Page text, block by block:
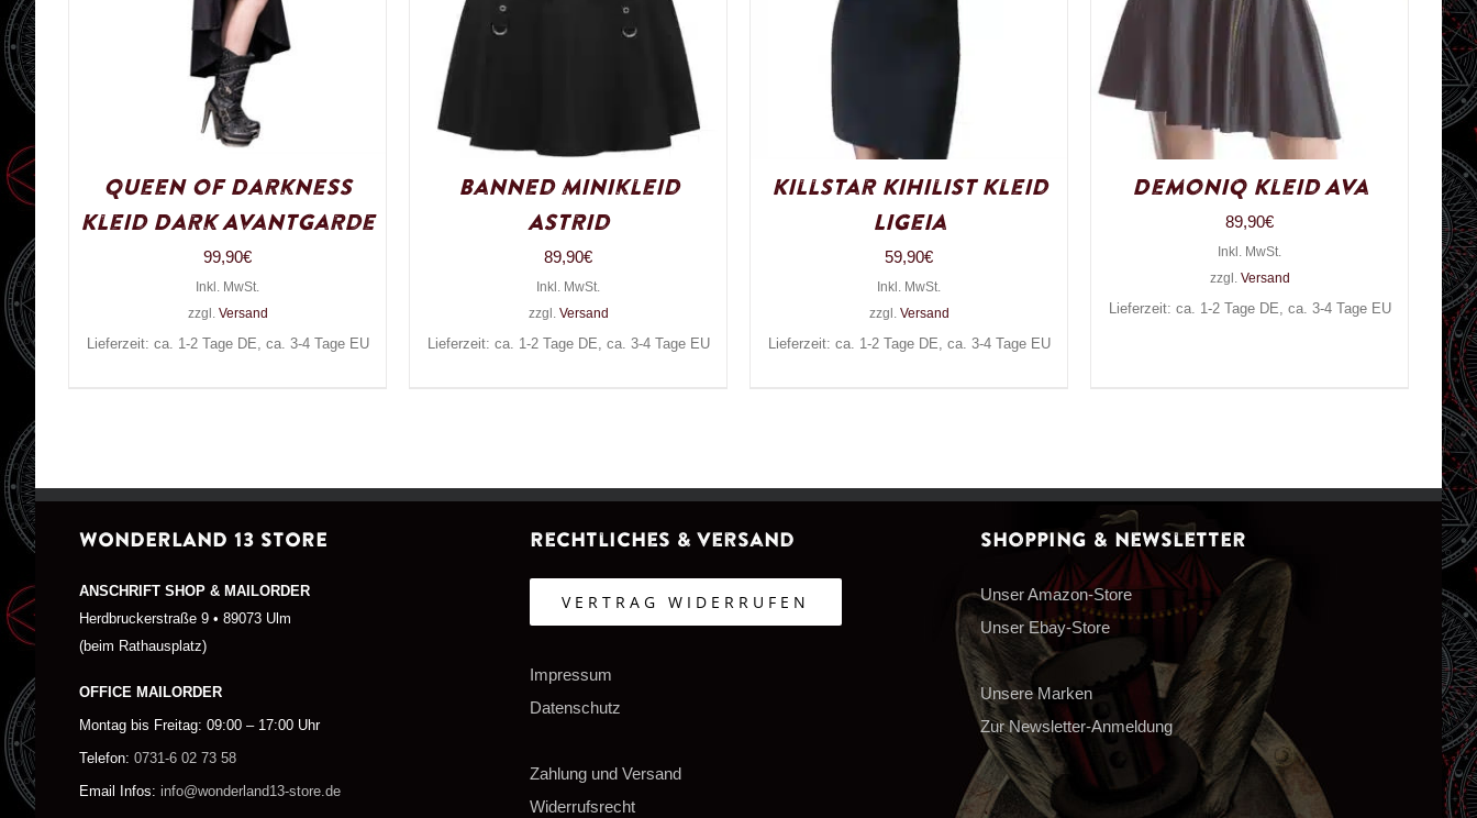
Queen of Darkness
Kleid Dark Avantgarde
99,90€
Inkl. MwSt.
zzgl. Versand
Lieferzeit: ca. 1-2 Tage DE, ca. 3-4 Tage EU
Banned Minikleid
Astrid
89,90€
Inkl. MwSt.
zzgl. Versand
Lieferzeit: ca. 1-2 Tage DE, ca. 3-4 Tage EU
Killstar Kihilist Kleid
Ligeia
59,90€
Inkl. MwSt.
zzgl. Versand
Lieferzeit: ca. 1-2 Tage DE, ca. 3-4 Tage EU
Demoniq Kleid Ava
89,90€
Inkl. MwSt.
zzgl. Versand
Lieferzeit: ca. 1-2 Tage DE, ca. 3-4 Tage EU
WONDERLAND 13 STORE
ANSCHRIFT SHOP & MAILORDER
Herdbruckerstraße 9 • 89073 Ulm
(beim Rathausplatz)
OFFICE MAILORDER
Montag bis Freitag: 09:00 – 17:00 Uhr
Telefon: 0731-6 02 73 58
Email Infos: info@wonderland13-store.de
Rechtliches & Versand
VERTRAG WIDERRUFEN
Impressum
Datenschutz
Zahlung und Versand
Widerrufsrecht
Shopping & Newsletter
Unser Amazon-Store
Unser Ebay-Store
Unsere Marken
Zur Newsletter-Anmeldung